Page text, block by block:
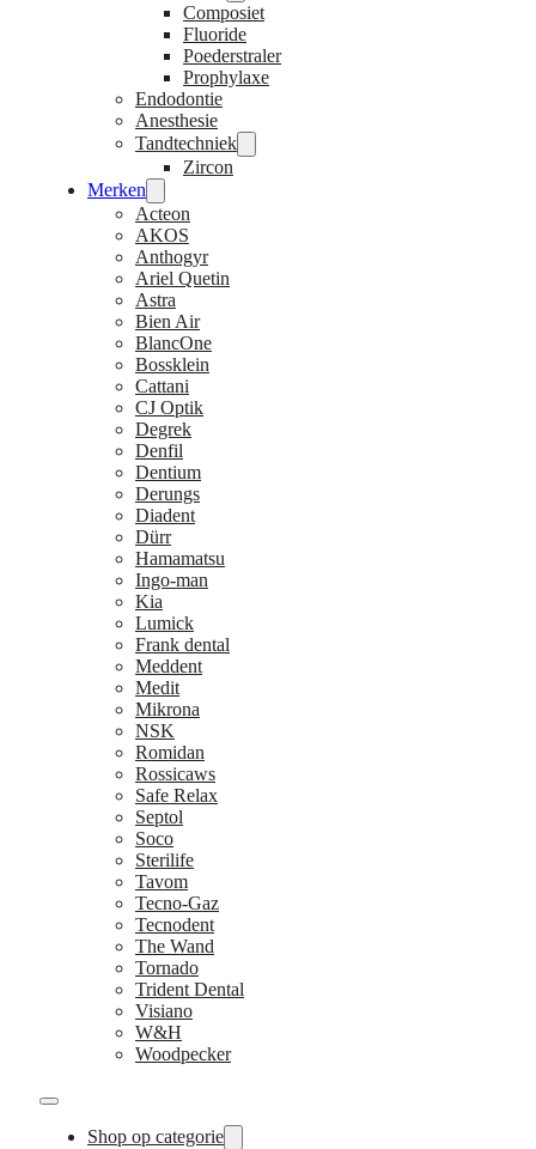
Composiet
Fluoride
Poederstraler
Prophylaxe
Endodontie
Anesthesie
Tandtechniek
Zircon
Merken
Acteon
AKOS
Anthogyr
Ariel Quetin
Astra
Bien Air
BlancOne
Bossklein
Cattani
CJ Optik
Degrek
Denfil
Dentium
Derungs
Diadent
Dürr
Hamamatsu
Ingo-man
Kia
Lumick
Frank dental
Meddent
Medit
Mikrona
NSK
Romidan
Rossicaws
Safe Relax
Septol
Soco
Sterilife
Tavom
Tecno-Gaz
Tecnodent
The Wand
Tornado
Trident Dental
Visiano
W&H
Woodpecker
Shop op categorie